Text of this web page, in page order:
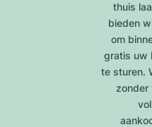
thuis
bieden
om
gratis uw
te sturen.
zonder